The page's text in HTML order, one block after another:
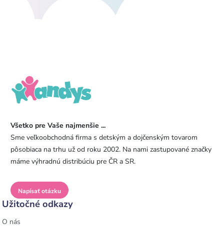
Všetko pre Vaše najmenšie ...
Sme veľkoobchodná firma s detským a dojčenským tovarom
pôsobiaca na trhu už od roku 2002. Na nami zastupované značky
máme výhradnú distribúciu pre ČR a SR.
Napísať otázku
Užitočné odkazy
O nás